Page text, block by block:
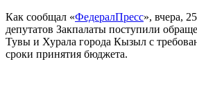
Как сообщал «ФедералПресс», вчера,
депутатов Закпалаты поступили
Тувы и Хурала города Кызыл с
сроки принятия бюджета.